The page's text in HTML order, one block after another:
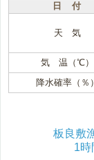
日 付
天 気
気 温（℃）
降水確率（％）
板良敷
1時